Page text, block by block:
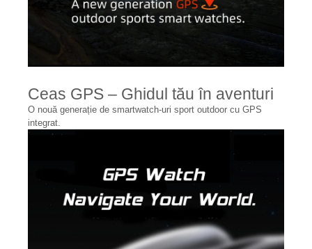
Ceas GPS – Ghidul tău în aventuri
O nouă generație de smartwatch-uri sport outdoor cu GPS
integrat.